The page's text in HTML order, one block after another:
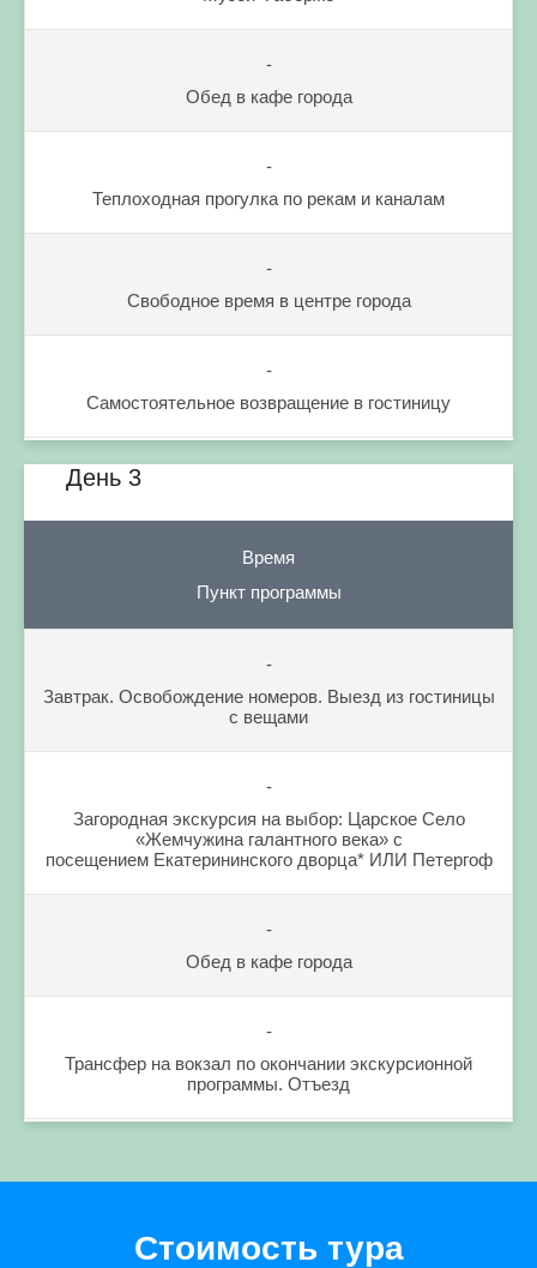
-
Обед в кафе города
-
Теплоходная прогулка по рекам и каналам
-
Свободное время в центре города
-
Самостоятельное возвращение в гостиницу
День 3
Время
Пункт программы
-
Завтрак. Освобождение номеров. Выезд из гостиницы
с вещами
-
Загородная экскурсия на выбор: Царское Село
«Жемчужина галантного века» с
посещением Екатерининского дворца* ИЛИ Петергоф
-
Обед в кафе города
-
Трансфер на вокзал по окончании экскурсионной
программы. Отъезд
Стоимость тура